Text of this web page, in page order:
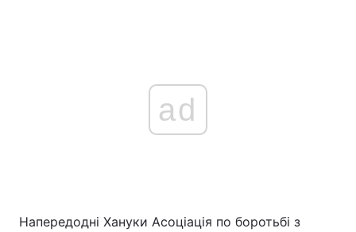
ad
Напередодні Хануки Асоціація по боротьбі з